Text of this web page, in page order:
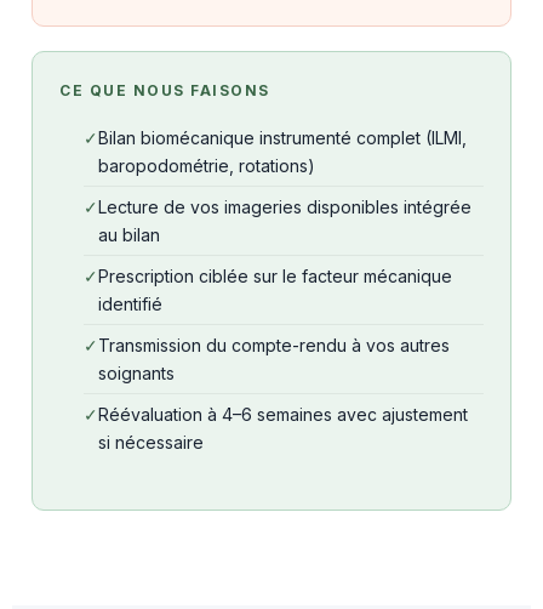
CE QUE NOUS FAISONS
Bilan biomécanique instrumenté complet (ILMI,
baropodométrie, rotations)
Lecture de vos imageries disponibles intégrée
au bilan
Prescription ciblée sur le facteur mécanique
identifié
Transmission du compte-rendu à vos autres
soignants
Réévaluation à 4–6 semaines avec ajustement
si nécessaire